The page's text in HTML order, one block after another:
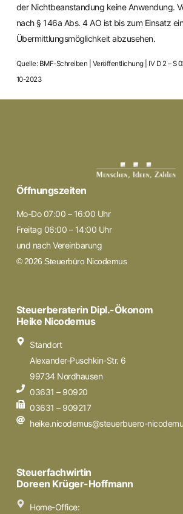
der Nichtbeanstandung keine Anwendung.
nach § 146a Abs. 4 AO ist bis zum Einsatz
Übermittlungsmöglichkeit abzusehen.
Quelle: BMF-Schreiben | Veröffentlichung | IV D 2 – S
10-2023
Öffnungszeiten
Mo-Do 07:00 – 16:00 Uhr
Freitag 06:00 – 14:00 Uhr
und nach Vereinbarung
© 2026 Steuerbüro Nicodemus
Steuerberaterin Dipl.-Ökonom
Heike Nicodemus
Standort
Alexander-Puschkin-Str. 6
99734 Nordhausen
03631 – 90920
03631 – 909217
heike.nicodemus@steuerbuero-
Steuerfachwirtin
Doreen Krüger-Hoffmann
Home-Office: